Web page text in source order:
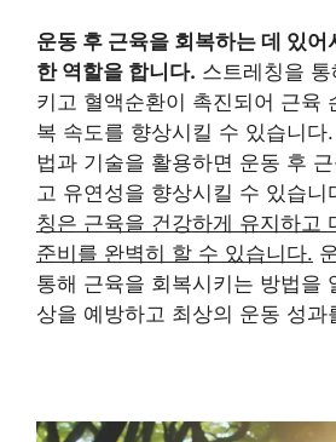
운동 후 근육을 회복하는 데 있어
한 역할을 합니다. 스트레칭을
키고 혈액순환이 촉진되어 근육
복 속도를 향상시킬 수 있습니
법과 기술을 활용하면 운동 후
고 유연성을 향상시킬 수 있습니
칭은 근육을 건강하게 유지하고
준비를 완벽히 할 수 있습니다.
통해 근육을 회복시키는 방법을
상을 예방하고 최상의 운동 성과